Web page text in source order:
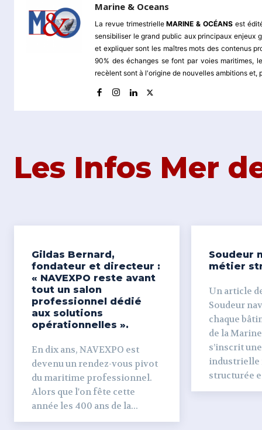
Marine & Oceans
La revue trimestrielleMARINE & OCÉANS est
sensibiliser le grand public aux principaux enjeux
et expliquer sont les maîtres mots des contenus
90% des échanges se font par voies maritimes,
recèlent sont à l'origine de nouvelles ambitions
Les Infos Mer
Gildas Bernard,
fondateur et directeur :
« NAVEXPO reste avant
tout un salon
professionnel dédié
aux solutions
opérationnelles ».
En dix ans, NAVEXPO est
devenu un rendez-vous pivot
du maritime professionnel.
Alors que l'on fête cette
année les 400 ans de la...
Soudeur
métier
Un article
Soudeur naval
chaque
de la
s’inscrit
industrielle
structurée